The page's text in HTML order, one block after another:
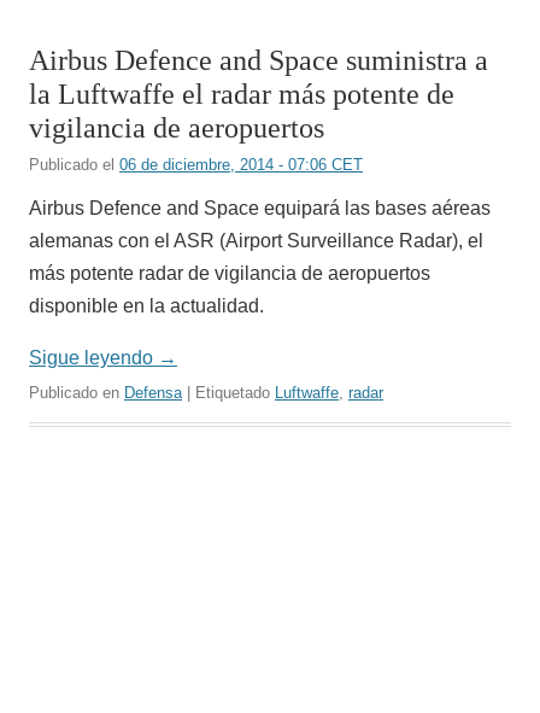
Airbus Defence and Space suministra a
la Luftwaffe el radar más potente de
vigilancia de aeropuertos
Publicado el 06 de diciembre, 2014 - 07:06 CET
Airbus Defence and Space equipará las bases aéreas
alemanas con el ASR (Airport Surveillance Radar), el
más potente radar de vigilancia de aeropuertos
disponible en la actualidad.
Sigue leyendo →
Publicado en Defensa | Etiquetado Luftwaffe radar